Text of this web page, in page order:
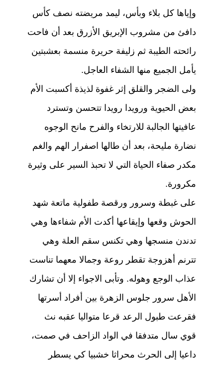
وإياها كل بلاء وبأس، ليمد مريضته نصف كأس
دافئ من مشروب الإبريق الأزرق بعد أن فاحت
رائحته الطيبة ثم زليفة حريرة منسمة بعشبتين
يأمل الجميع منها الشفاء العاجل.
ولى الضجر والقلق إثر غفوة لذيذة أكسبت الأم
بعض الحيوية ورويدا رويدا تتحسن وتسترد
عافيتها الجالبة للارتخاء والفرح مانح الوجوه
نضارة مليحة، بعد أن طالها اصفرار الهم والغم
مكدر صفاء الحياة التي لا تحبذ السير على وثيرة
مكرورة.
على غبطة وسرور ورقصة طفولية ماتعة شهد
الحوش وقعها وإيقاعها أكدت الأم شفاءها وهي
تدندن منسجها وهي تكنس سقم العلة وهي
تترنم أهزوجة تقطر روعة وجمالا معهما تناست
عذاب الوجع وهوله. وتأبى الاجواء إلا أن تشارك
الأهل سرور جلوس الزهرة بين أفراد أسرتها
فقرعت طبول الرعد قرعا متواليا عقبه نث
قوي سال متدفقا في الواد الزاحف في صمت،
داعيا إلى الحرث محراثا خشبيا كي يسطر